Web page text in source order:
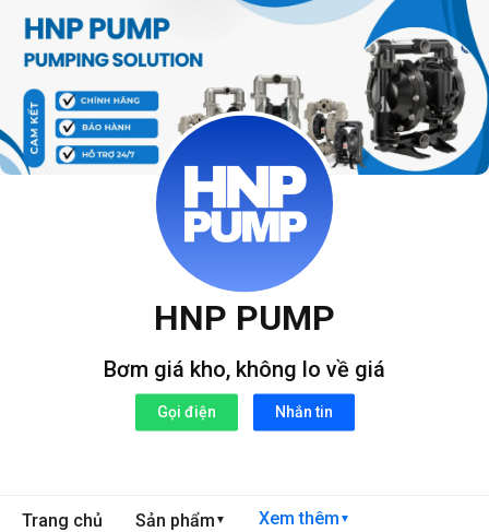
qua
dung
HNP PUMP
Bơm giá kho, không lo về giá
Gọi điện Nhắn tin
Trang chủ Sản phẩm ▼ Xem thêm ▼